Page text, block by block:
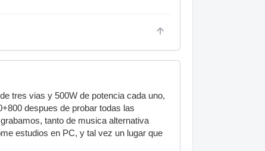
tres vias y 500W de potencia cada uno,
despues de probar todas las
tanto de musica alternativa
estudios en PC, y tal vez un lugar que